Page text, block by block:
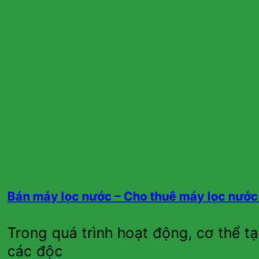
Bán máy lọc nước – Cho thuê máy lọc
Trong quá trình hoạt động, cơ thể
các độc